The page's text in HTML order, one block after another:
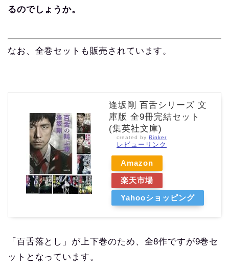
るのでしょうか。
なお、全巻セットも販売されています。
逢坂剛 百舌シリーズ 文
庫版 全9冊完結セット
(集英社文庫)
created by Rinker
レビューリンク
Amazon
楽天市場
Yahooショッピング
「百舌落とし」が上下巻のため、全8作ですが9巻セ
ットとなっています。